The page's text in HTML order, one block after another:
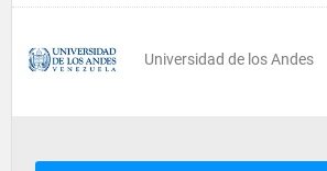
Universidad de los Andes